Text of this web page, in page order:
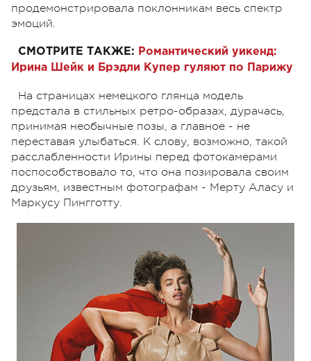
продемонстрировала поклонникам весь спектр
эмоций.
СМОТРИТЕ ТАКЖЕ: Романтический уикенд:
Ирина Шейк и Брэдли Купер гуляют по Парижу
На страницах немецкого глянца модель
предстала в стильных ретро-образах, дурачась,
принимая необычные позы, а главное - не
переставая улыбаться. К слову, возможно, такой
расслабленности Ирины перед фотокамерами
поспособствовало то, что она позировала своим
друзьям, известным фотографам - Мерту Аласу и
Маркусу Пингготту.